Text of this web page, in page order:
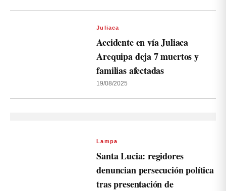
Juliaca
Accidente en vía Juliaca
Arequipa deja 7 muertos y
familias afectadas
19/08/2025
Lampa
Santa Lucia: regidores
denuncian persecución política
tras presentación de